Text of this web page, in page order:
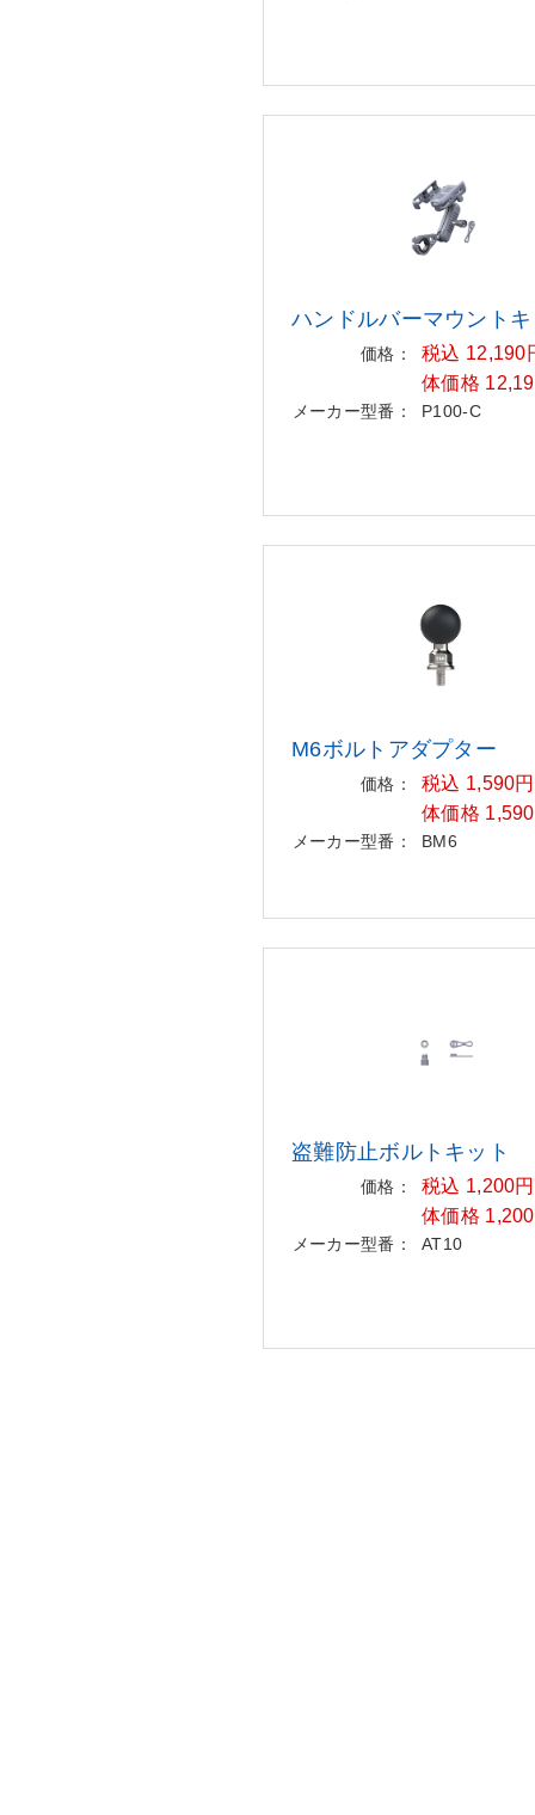
ハンドルバーマウント
価格：
税込 12,190
体価格
メーカー型番： P100-C
M6ボルトアダプター
価格：
税込 1,590
体価格
メーカー型番： BM6
盗難防止ボルトキット
価格：
税込 1,200
体価格
メーカー型番： AT10